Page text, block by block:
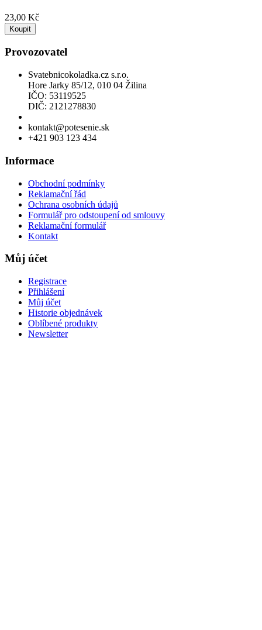
23,00 Kč
Koupit
Provozovatel
Svatebnicokoladka.cz s.r.o.
Hore Jarky 85/12, 010 04 Žilina
IČO: 53119525
DIČ: 2121278830
kontakt@potesenie.sk
+421 903 123 434
Informace
Obchodní podmínky
Reklamační řád
Ochrana osobních údajů
Formulář pro odstoupení od smlouvy
Reklamační formulář
Kontakt
Můj účet
Registrace
Přihlášení
Můj účet
Historie objednávek
Oblíbené produkty
Newsletter